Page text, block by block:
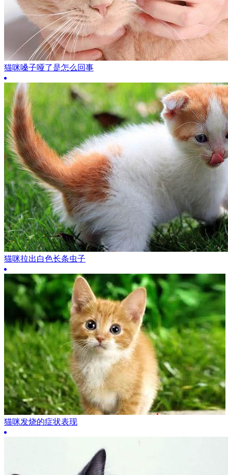
猫咪嗓子哑了是怎么回事
猫咪拉出白色长条虫子
猫咪发烧的症状表现